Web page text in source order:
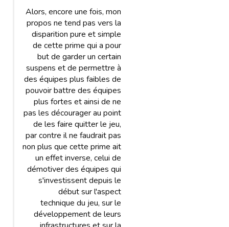
Alors, encore une fois, mon
propos ne tend pas vers la
disparition pure et simple
de cette prime qui a pour
but de garder un certain
suspens et de permettre à
des équipes plus faibles de
pouvoir battre des équipes
plus fortes et ainsi de ne
pas les décourager au point
de les faire quitter le jeu,
par contre il ne faudrait pas
non plus que cette prime ait
un effet inverse, celui de
démotiver des équipes qui
s'investissent depuis le
début sur l'aspect
technique du jeu, sur le
développement de leurs